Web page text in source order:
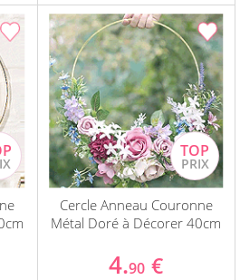
Cercle Anneau Couronne
Métal Doré à Décorer 40cm
4.90 €